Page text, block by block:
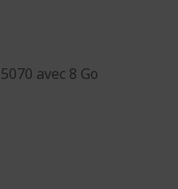
avec 8 Go